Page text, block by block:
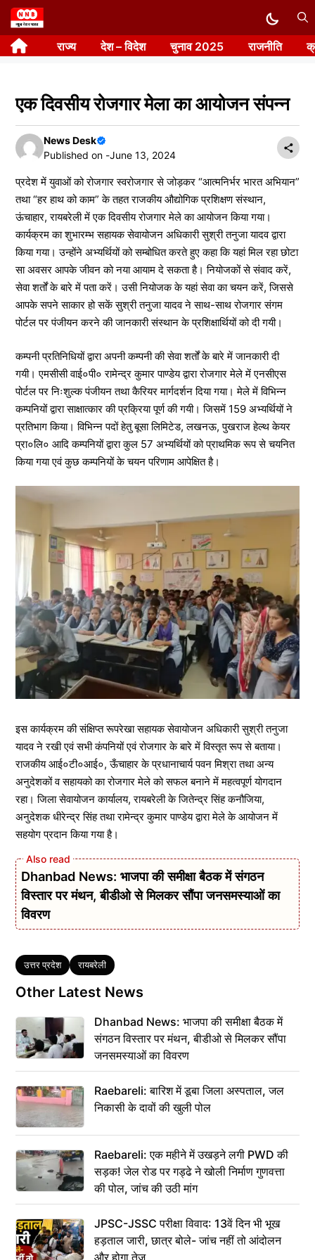
Skip
to
content राज्य देश – विदेश चुनाव 2025 राजनीति
एक दिवसीय रोजगार मेला का आयोजन संपन्न
News Desk
Published on -June 13, 2024
प्रदेश में युवाओं को रोजगार स्वरोजगार से जोड़कर “आत्मनिर्भर भारत अभियान”
तथा “हर हाथ को काम” के तहत राजकीय औद्योगिक प्रशिक्षण संस्थान,
ऊंचाहार, रायबरेली में एक दिवसीय रोजगार मेले का आयोजन किया गया।
कार्यक्रम का शुभारम्भ सहायक सेवायोजन अधिकारी सुश्री तनुजा यादव द्वारा
किया गया। उन्होंने अभ्यर्थियों को सम्बोधित करते हुए कहा कि यहां मिल रहा छोटा
सा अवसर आपके जीवन को नया आयाम दे सकता है। नियोजकों से संवाद करें,
सेवा शर्तों के बारे में पता करें। उसी नियोजक के यहां सेवा का चयन करें, जिससे
आपके सपने साकार हो सकें सुश्री तनुजा यादव ने साथ-साथ रोजगार संगम
पोर्टल पर पंजीयन करने की जानकारी संस्थान के प्रशिक्षार्थियों को दी गयी।
कम्पनी प्रतिनिधियों द्वारा अपनी कम्पनी की सेवा शर्तों के बारे में जानकारी दी
गयी। एमसीसी वाई०पी० रामेन्द्र कुमार पाण्डेय द्वारा रोजगार मेले में एनसीएस
पोर्टल पर निःशुल्क पंजीयन तथा कैरियर मार्गदर्शन दिया गया। मेले में विभिन्न
कम्पनियों द्वारा साक्षात्कार की प्रक्रिया पूर्ण की गयी। जिसमें 159 अभ्यर्थियों ने
प्रतिभाग किया। विभिन्न पदों हेतु बूसा लिमिटेड, लखनऊ, पुखराज हेल्थ केयर
प्रा०लि० आदि कम्पनियों द्वारा कुल 57 अभ्यर्थियों को प्राथमिक रूप से चयनित
किया गया एवं कुछ कम्पनियों के चयन परिणाम आपेक्षित है।
इस कार्यक्रम की संक्षिप्त रूपरेखा सहायक सेवायोजन अधिकारी सुश्री तनुजा
यादव ने रखी एवं सभी कंपनियों एवं रोजगार के बारे में विस्तृत रूप से बताया।
राजकीय आई०टी०आई०, ऊँचाहार के प्रधानाचार्य पवन मिश्रा तथा अन्य
अनुदेशकों व सहायको का रोजगार मेले को सफल बनाने में महत्वपूर्ण योगदान
रहा। जिला सेवायोजन कार्यालय, रायबरेली के जितेन्द्र सिंह कनौजिया,
अनुदेशक धीरेन्द्र सिंह तथा रामेन्द्र कुमार पाण्डेय द्वारा मेले के आयोजन में
सहयोग प्रदान किया गया है।
Dhanbad News: भाजपा की समीक्षा बैठक में संगठन
विस्तार पर मंथन, बीडीओ से मिलकर सौंपा जनसमस्याओं का
विवरण
Tags
उत्तर प्रदेश रायबरेली
Other Latest News
Dhanbad News: भाजपा की समीक्षा बैठक में
संगठन विस्तार पर मंथन, बीडीओ से मिलकर सौंपा
जनसमस्याओं का विवरण
Raebareli: बारिश में डूबा जिला अस्पताल, जल
निकासी के दावों की खुली पोल
Raebareli: एक महीने में उखड़ने लगी PWD की
सड़क! जेल रोड पर गड्ढे ने खोली निर्माण गुणवत्ता
की पोल, जांच की उठी मांग
JPSC-JSSC परीक्षा विवाद: 13वें दिन भी भूख
हड़ताल जारी, छात्र बोले- जांच नहीं तो आंदोलन